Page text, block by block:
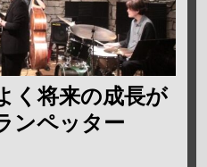
く将来の成長が
ンペッター